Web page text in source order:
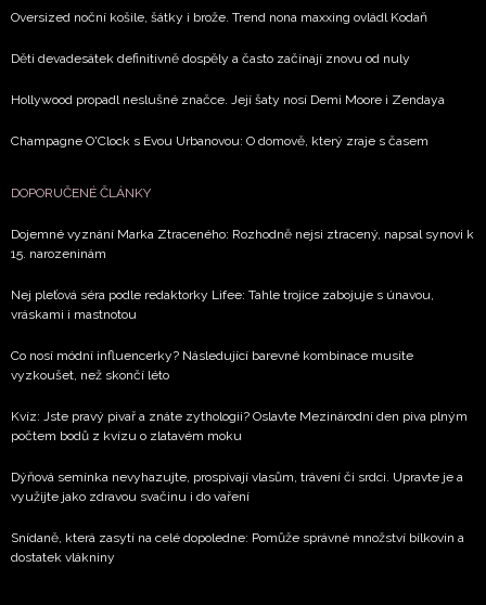
zpracováním údajů k tomuto účelu podle
Zásad ochrany
Oversized noční košile, šátky i brože. Trend nona maxxing ovládl Kodaň
Děti devadesátek definitivně dospěly a často začínají znovu od nuly
Hollywood propadl neslušné značce. Její šaty nosí Demi Moore i Zendaya
Champagne O'Clock s Evou Urbanovou: O domově, který zraje s časem
DOPORUČENÉ ČLÁNKY
Dojemné vyznání Marka Ztraceného: Rozhodně nejsi ztracený, napsal synovi k
15. narozeninám
Nej pleťová séra podle redaktorky Lifee: Tahle trojice zabojuje s únavou,
vráskami i mastnotou
Co nosí módní influencerky? Následující barevné kombinace musíte
vyzkoušet, než skončí léto
Kvíz: Jste pravý pivař a znáte zythologii? Oslavte Mezinárodní den piva plným
počtem bodů z kvízu o zlatavém moku
Dýňová semínka nevyhazujte, prospívají vlasům, trávení či srdci. Upravte je a
využijte jako zdravou svačinu i do vaření
Snídaně, která zasytí na celé dopoledne: Pomůže správné množství bílkovin a
dostatek vlákniny